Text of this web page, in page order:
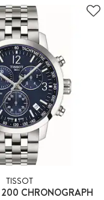
TISSOT
CHRONOGRAPH